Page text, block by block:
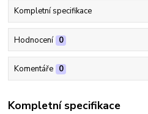
Kompletní specifikace
Hodnocení 0
Komentáře 0
Kompletní specifikace